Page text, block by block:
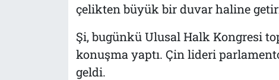
çelikten büyük bir duvar haline
Şi, bugünkü Ulusal Halk Kongresi
konuşma yaptı. Çin lideri
geldi.